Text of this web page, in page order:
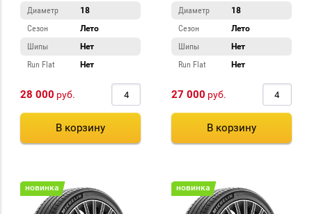
Диаметр
18
Сезон
Лето
Шипы
Нет
Run Flat
Нет
28 000 руб.
В корзину
Диаметр
18
Сезон
Лето
Шипы
Нет
Run Flat
Нет
27 000 руб.
В корзину
новинка новинка